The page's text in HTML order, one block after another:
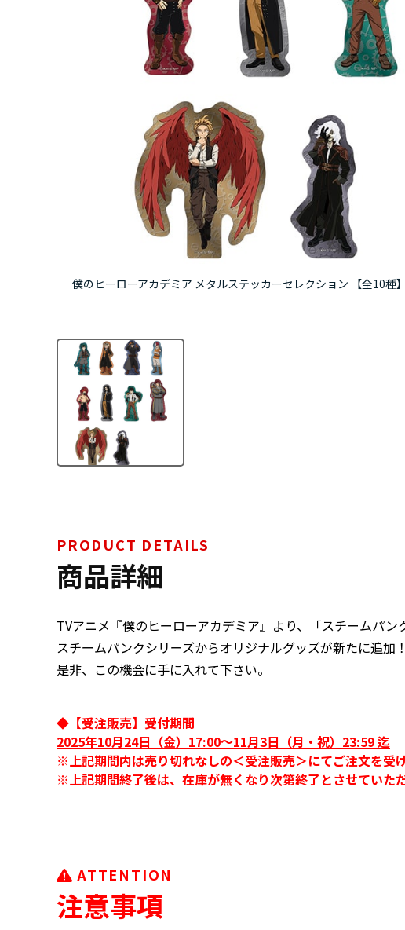
僕のヒーローアカデミア メタルステッカーセレクション 【全10種
PRODUCT DETAILS
商品詳細
TVアニメ『僕のヒーローアカデミア』より、「スチームパン
スチームパンクシリーズからオリジナルグッズが新たに追加！
是非、この機会に手に入れて下さい。
◆【受注販売】受付期間
2025年10月24日（金）17:00～11月3日（月・祝）23:59 迄
※上記期間内は売り切れなしの＜受注販売＞にてご注文を受け
※上記期間終了後は、在庫が無くなり次第終了とさせていただ
ATTENTION
注意事項